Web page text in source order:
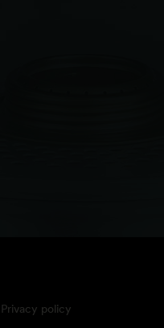
Privacy policy